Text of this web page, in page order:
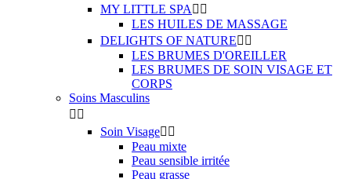
MY LITTLE SPA  
LES HUILES DE MASSAGE
DELIGHTS OF NATURE 
LES BRUMES D'OREILLER
LES BRUMES DE SOIN VISAGE ET
CORPS
Soins Masculins
 
Soin Visage 
Peau mixte
Peau sensible irritée
Peau grasse